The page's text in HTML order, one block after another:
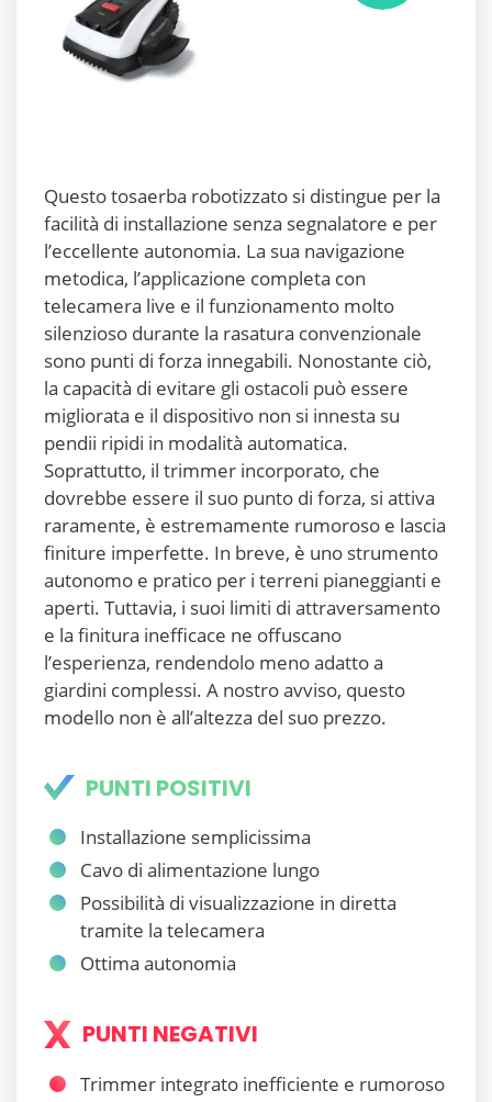
Questo tosaerba robotizzato si distingue per la
facilità di installazione senza segnalatore e per
l’eccellente autonomia. La sua navigazione
metodica, l’applicazione completa con
telecamera live e il funzionamento molto
silenzioso durante la rasatura convenzionale
sono punti di forza innegabili. Nonostante ciò,
la capacità di evitare gli ostacoli può essere
migliorata e il dispositivo non si innesta su
pendii ripidi in modalità automatica.
Soprattutto, il trimmer incorporato, che
dovrebbe essere il suo punto di forza, si attiva
raramente, è estremamente rumoroso e lascia
finiture imperfette. In breve, è uno strumento
autonomo e pratico per i terreni pianeggianti e
aperti. Tuttavia, i suoi limiti di attraversamento
e la finitura inefficace ne offuscano
l’esperienza, rendendolo meno adatto a
giardini complessi. A nostro avviso, questo
modello non è all’altezza del suo prezzo.
PUNTI POSITIVI
Installazione semplicissima
Cavo di alimentazione lungo
Possibilità di visualizzazione in diretta
tramite la telecamera
Ottima autonomia
PUNTI NEGATIVI
Trimmer integrato inefficiente e rumoroso